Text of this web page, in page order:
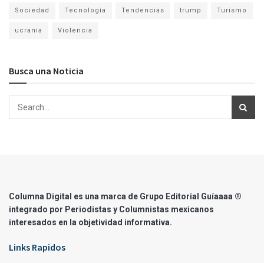
Sociedad Tecnología Tendencias trump Turismo
ucrania Violencia
Busca una Noticia
Columna Digital es una marca de Grupo Editorial Guíaaaa ®
integrado por Periodistas y Columnistas mexicanos
interesados en la objetividad informativa.
Links Rapidos